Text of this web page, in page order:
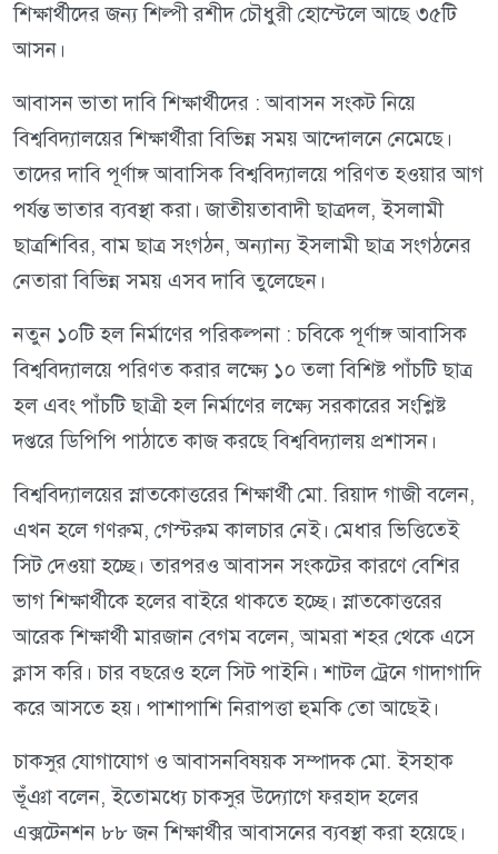
শিক্ষার্থীদের জন্য শিল্পী রশীদ চৌধুরী হোস্টেলে আছে ৩৫টি
আসন।
আবাসন ভাতা দাবি শিক্ষার্থীদের : আবাসন সংকট নিয়ে
বিশ্ববিদ্যালয়ের শিক্ষার্থীরা বিভিন্ন সময় আন্দোলনে নেমেছে।
তাদের দাবি পূর্ণাঙ্গ আবাসিক বিশ্ববিদ্যালয়ে পরিণত হওয়ার আগ
পর্যন্ত ভাতার ব্যবস্থা করা। জাতীয়তাবাদী ছাত্রদল, ইসলামী
ছাত্রশিবির, বাম ছাত্র সংগঠন, অন্যান্য ইসলামী ছাত্র সংগঠনের
নেতারা বিভিন্ন সময় এসব দাবি তুলেছেন।
নতুন ১০টি হল নির্মাণের পরিকল্পনা : চবিকে পূর্ণাঙ্গ আবাসিক
বিশ্ববিদ্যালয়ে পরিণত করার লক্ষ্যে ১০ তলা বিশিষ্ট পাঁচটি ছাত্র
হল এবং পাঁচটি ছাত্রী হল নির্মাণের লক্ষ্যে সরকারের সংশ্লিষ্ট
দপ্তরে ডিপিপি পাঠাতে কাজ করছে বিশ্ববিদ্যালয় প্রশাসন।
বিশ্ববিদ্যালয়ের স্নাতকোত্তরের শিক্ষার্থী মো. রিয়াদ গাজী বলেন,
এখন হলে গণরুম, গেস্টরুম কালচার নেই। মেধার ভিত্তিতেই
সিট দেওয়া হচ্ছে। তারপরও আবাসন সংকটের কারণে বেশির
ভাগ শিক্ষার্থীকে হলের বাইরে থাকতে হচ্ছে। স্নাতকোত্তরের
আরেক শিক্ষার্থী মারজান বেগম বলেন, আমরা শহর থেকে এসে
ক্লাস করি। চার বছরেও হলে সিট পাইনি। শাটল ট্রেনে গাদাগাদি
করে আসতে হয়। পাশাপাশি নিরাপত্তা হুমকি তো আছেই।
চাকসুর যোগাযোগ ও আবাসনবিষয়ক সম্পাদক মো. ইসহাক
ভূঁঞা বলেন, ইতোমধ্যে চাকসুর উদ্যোগে ফরহাদ হলের
এক্সটেনশন ৮৮ জন শিক্ষার্থীর আবাসনের ব্যবস্থা করা হয়েছে।